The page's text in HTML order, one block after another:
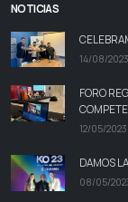
NOTICIAS
14/08/2023
FORO
12/05/2023
DAMOS
08/05/